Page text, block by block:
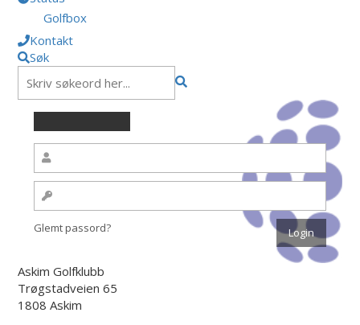
Golfbox
Kontakt
Søk
Glemt passord?
Askim Golfklubb
Trøgstadveien 65
1808 Askim